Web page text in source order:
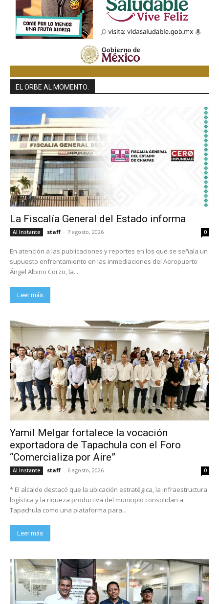
EL ORBE AL MOMENTO:
La Fiscalía General del Estado informa
Al Instante staff - 7 agosto, 2026 0
En atención a las publicaciones y reportes en los que se señala un
supuesto enfrentamiento en las inmediaciones del Aeropuerto
Ángel Albino Corzo, la...
Leer más
Yamil Melgar fortalece la vocación
exportadora de Tapachula con el Foro
“Comercializa por Aire”
Al Instante staff - 6 agosto, 2026 0
* El alcalde destacó que la ubicación estratégica, la infraestructura
logística y la riqueza productiva del municipio consolidan a
Tapachula como una plataforma para...
Leer más